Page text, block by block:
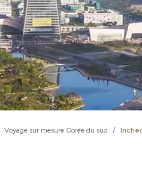
Voyage sur mesure Corée du sud /